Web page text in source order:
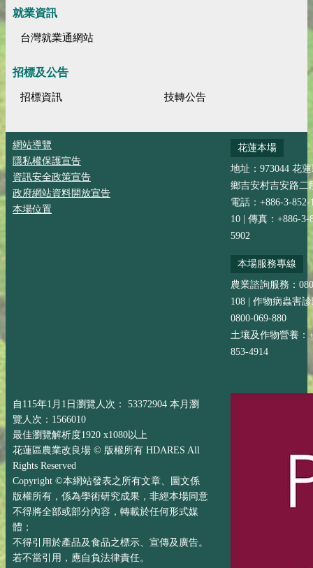
就業資訊
台灣就業通網站
招標及公告
招標資訊 技轉公告
網站導覽
隱私權保護宣告
資訊安全政策宣告
政府網站資料開放宣告
本場位置
花蓮本場
地址：973044 花
鄉吉安村吉安路二
電話：+886-3-852-
10 | 傳真：+886-3-
5902
本場服務專線
農業諮詢服務：
108 | 作物病蟲害
0800-069-880
土壤及作物營養：
853-4914
自115年1月1日瀏覽人次： 53372904 本月瀏
覽人次：1566010
最佳瀏覽解析度1920 x1080以上
花蓮區農業改良場 © 版權所有 HDARES All
Rights Reserved
Copyright ©本網站發表之所有文章、圖文係
版權所有，係為學術研究成果，非經本場同意
不得將全部或部分內容，轉載於任何形式媒
體；
不得引用於產品及食品之標示、宣傳及廣告。
若不當引用，應自負法律責任。